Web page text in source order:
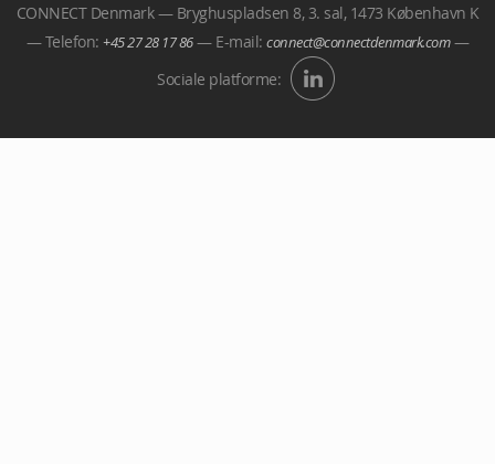
CONNECT Denmark — Bryghuspladsen 8, 3. sal, 1473 København K
— Telefon:+45 27 28 17 86— E-mail:connect@connectdenmark.com—
Sociale platforme: